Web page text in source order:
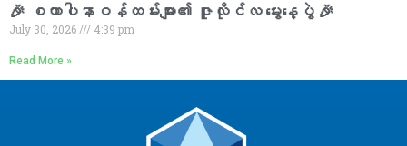
🎉 စထာပါနာဝန်ထမ်းများ၏ ဇူလိုင်လ မွေးနေ့ပွဲ 🎉
July 30, 2026 4:39 pm
Read More »